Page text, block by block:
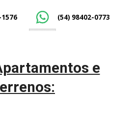
1576 (54) 98402-0773
e